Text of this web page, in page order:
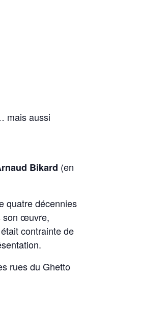
mais aussi
Bikard (en
quatre décennies
son œuvre,
contrainte de
rues du Ghetto